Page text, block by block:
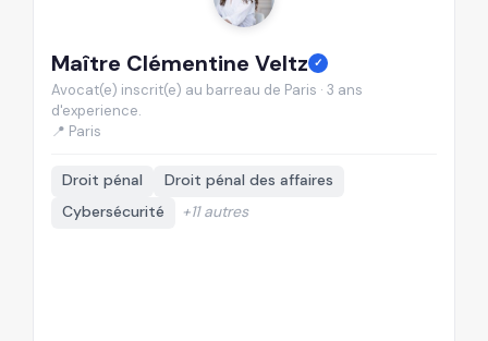
Maître Clémentine Veltz ✓
Avocat(e) inscrit(e) au barreau de Paris · 3 ans
d'experience.
📍 Paris
Droit pénal
Droit pénal des affaires
Cybersécurité
+11 autres